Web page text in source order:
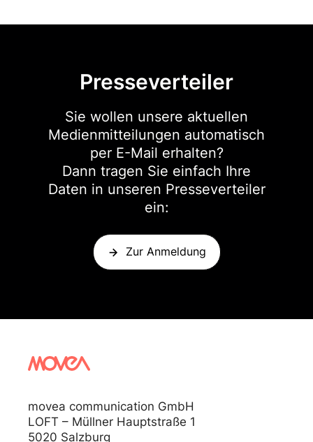
Presseverteiler
Sie wollen unsere aktuellen
Medienmitteilungen automatisch
per E-Mail erhalten?
Dann tragen Sie einfach Ihre
Daten in unseren Presseverteiler
ein:
Zur Anmeldung
movea communication GmbH
LOFT – Müllner Hauptstraße 1
5020 Salzburg